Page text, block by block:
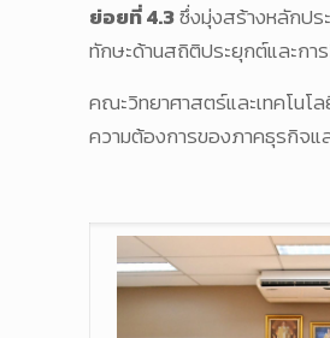
ย่อยที่ 4.3ซึ่งมุ่งสร้างหลักปร
ทักษะด้านสถิติประยุกต์และกา
คณะวิทยาศาสตร์และเทคโน
ความต้องการของภาคธุรกิจแ